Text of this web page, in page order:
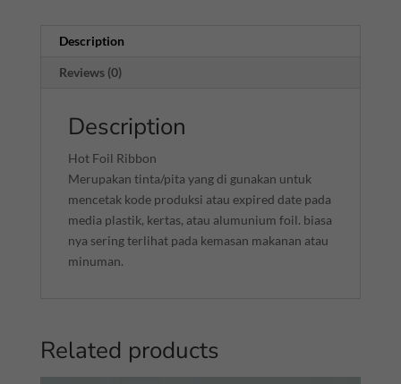
Description
Reviews (0)
Description
Hot Foil Ribbon
Merupakan tinta/pita yang di gunakan untuk
mencetak kode produksi atau expired date pada
media plastik, kertas, atau alumunium foil. biasa
nya sering terlihat pada kemasan makanan atau
minuman.
Related products